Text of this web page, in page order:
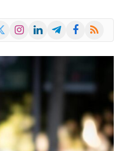
Instagram
LinkedInTelegramFacebook
RSS